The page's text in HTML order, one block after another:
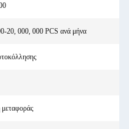
20, 000, 000 PCS ανά μήνα